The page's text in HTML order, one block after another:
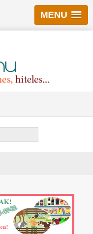
MENU